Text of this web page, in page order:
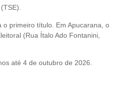
o primeiro título. Em Apucarana, o
(Rua Ítalo Ado Fontanini,
até 4 de outubro de 2026.